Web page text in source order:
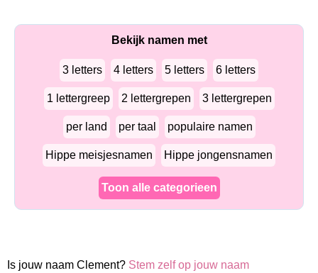
Bekijk namen met
3 letters 4 letters 5 letters 6 letters
1 lettergreep 2 lettergrepen 3 lettergrepen
per land per taal populaire namen
Hippe meisjesnamen Hippe jongensnamen
Toon alle categorieen
Is jouw naam Clement? Stem zelf op jouw naam